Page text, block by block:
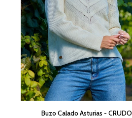
Buzo Calado Asturias - CRUDO